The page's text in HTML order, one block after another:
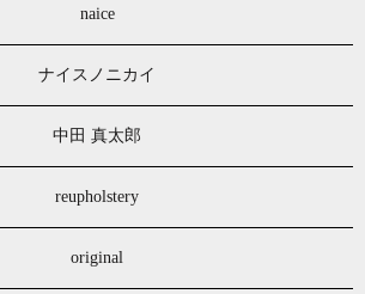
naice
ナイスノニカイ
中田 真太郎
reupholstery
original